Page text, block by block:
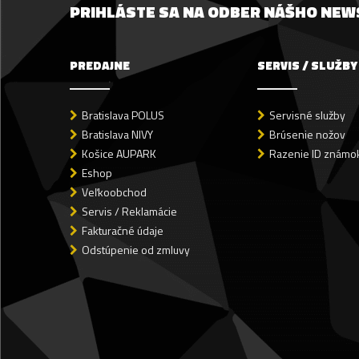
PRIHLÁSTE SA NA ODBER NÁŠHO
PREDAJNE
Bratislava POLUS
Bratislava NIVY
Košice AUPARK
Eshop
Veľkoobchod
Servis / Reklamácie
Fakturačné údaje
Odstúpenie od zmluvy
SERVIS / SLUŽBY
Servisné služby
Brúsenie nožov
Razenie ID